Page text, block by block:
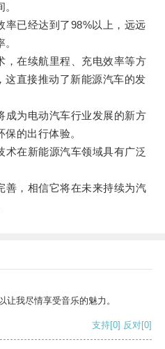
已经达到了98%以上，远远
在续航里程、充电效率等方
这直接推动了新能源汽车的发
为电动汽车行业发展的新方
的出行体验。
在新能源汽车领域具有广泛
，相信它将在未来持续为汽
让我尽情享受音乐的魅力。
支持[0] 反对[0]